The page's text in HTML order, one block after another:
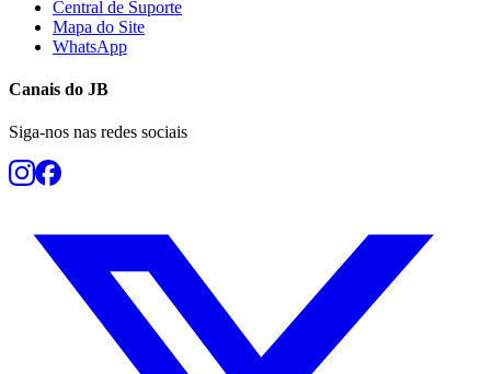
Central de Suporte
Mapa do Site
WhatsApp
Canais do JB
Siga-nos nas redes sociais